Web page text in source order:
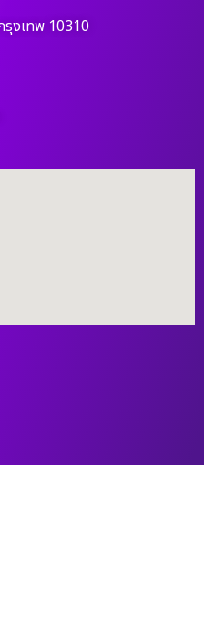
รุงเทพ 10310